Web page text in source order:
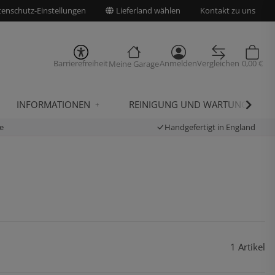
Einstellungen Lieferland wählen Kontakt zu uns
BarrierefreiheitMeine GarageAnmeldenVergleichen 0,00 €
INFORMATIONEN REINIGUNG UND WARTUNG
Handgefertigt in England
1 Artikel